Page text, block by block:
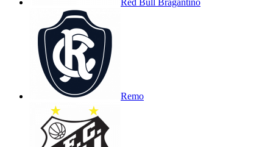
Red Bull Bragantino
Remo